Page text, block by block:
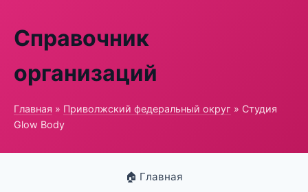
Справочник
организаций
Главная » Приволжский федеральный округ » Студия
Glow Body
🏠 Главная